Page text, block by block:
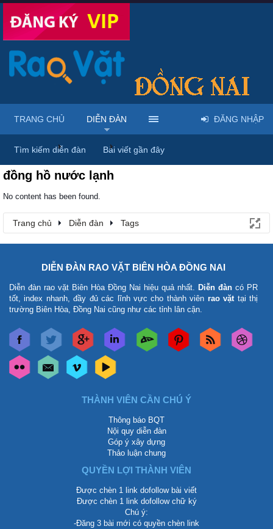
Trang chủ Diễn đàn Tags
đồng hồ nước lạnh
No content has been found.
Trang chủ Diễn đàn Tags
TRANG CHỦ DIỄN ĐÀN
Tìm kiếm diễn đàn Bài viết gần đây
ĐĂNG NHẬP
DIỄN ĐÀN RAO VẶT BIÊN HÒA ĐỒNG NAI
Diễn đàn rao vặt Biên Hòa Đồng Nai hiệu quả nhất. Diễn đàn có PR
tốt, index nhanh, đầy đủ các lĩnh vực cho thành viên rao vặttại thị
trường Biên Hòa, Đồng Nai cũng như các tỉnh lân cận.
THÀNH VIÊN CẦN CHÚ Ý
Thông báo BQT
Nội quy diễn đàn
Góp ý xây dựng
Thảo luận chung
QUYỀN LỢI THÀNH VIÊN
Được chèn 1 link dofollow bài viết
Được chèn 1 link dofollow chữ ký
Chú ý:
-Đăng 3 bài mới có quyền chèn link